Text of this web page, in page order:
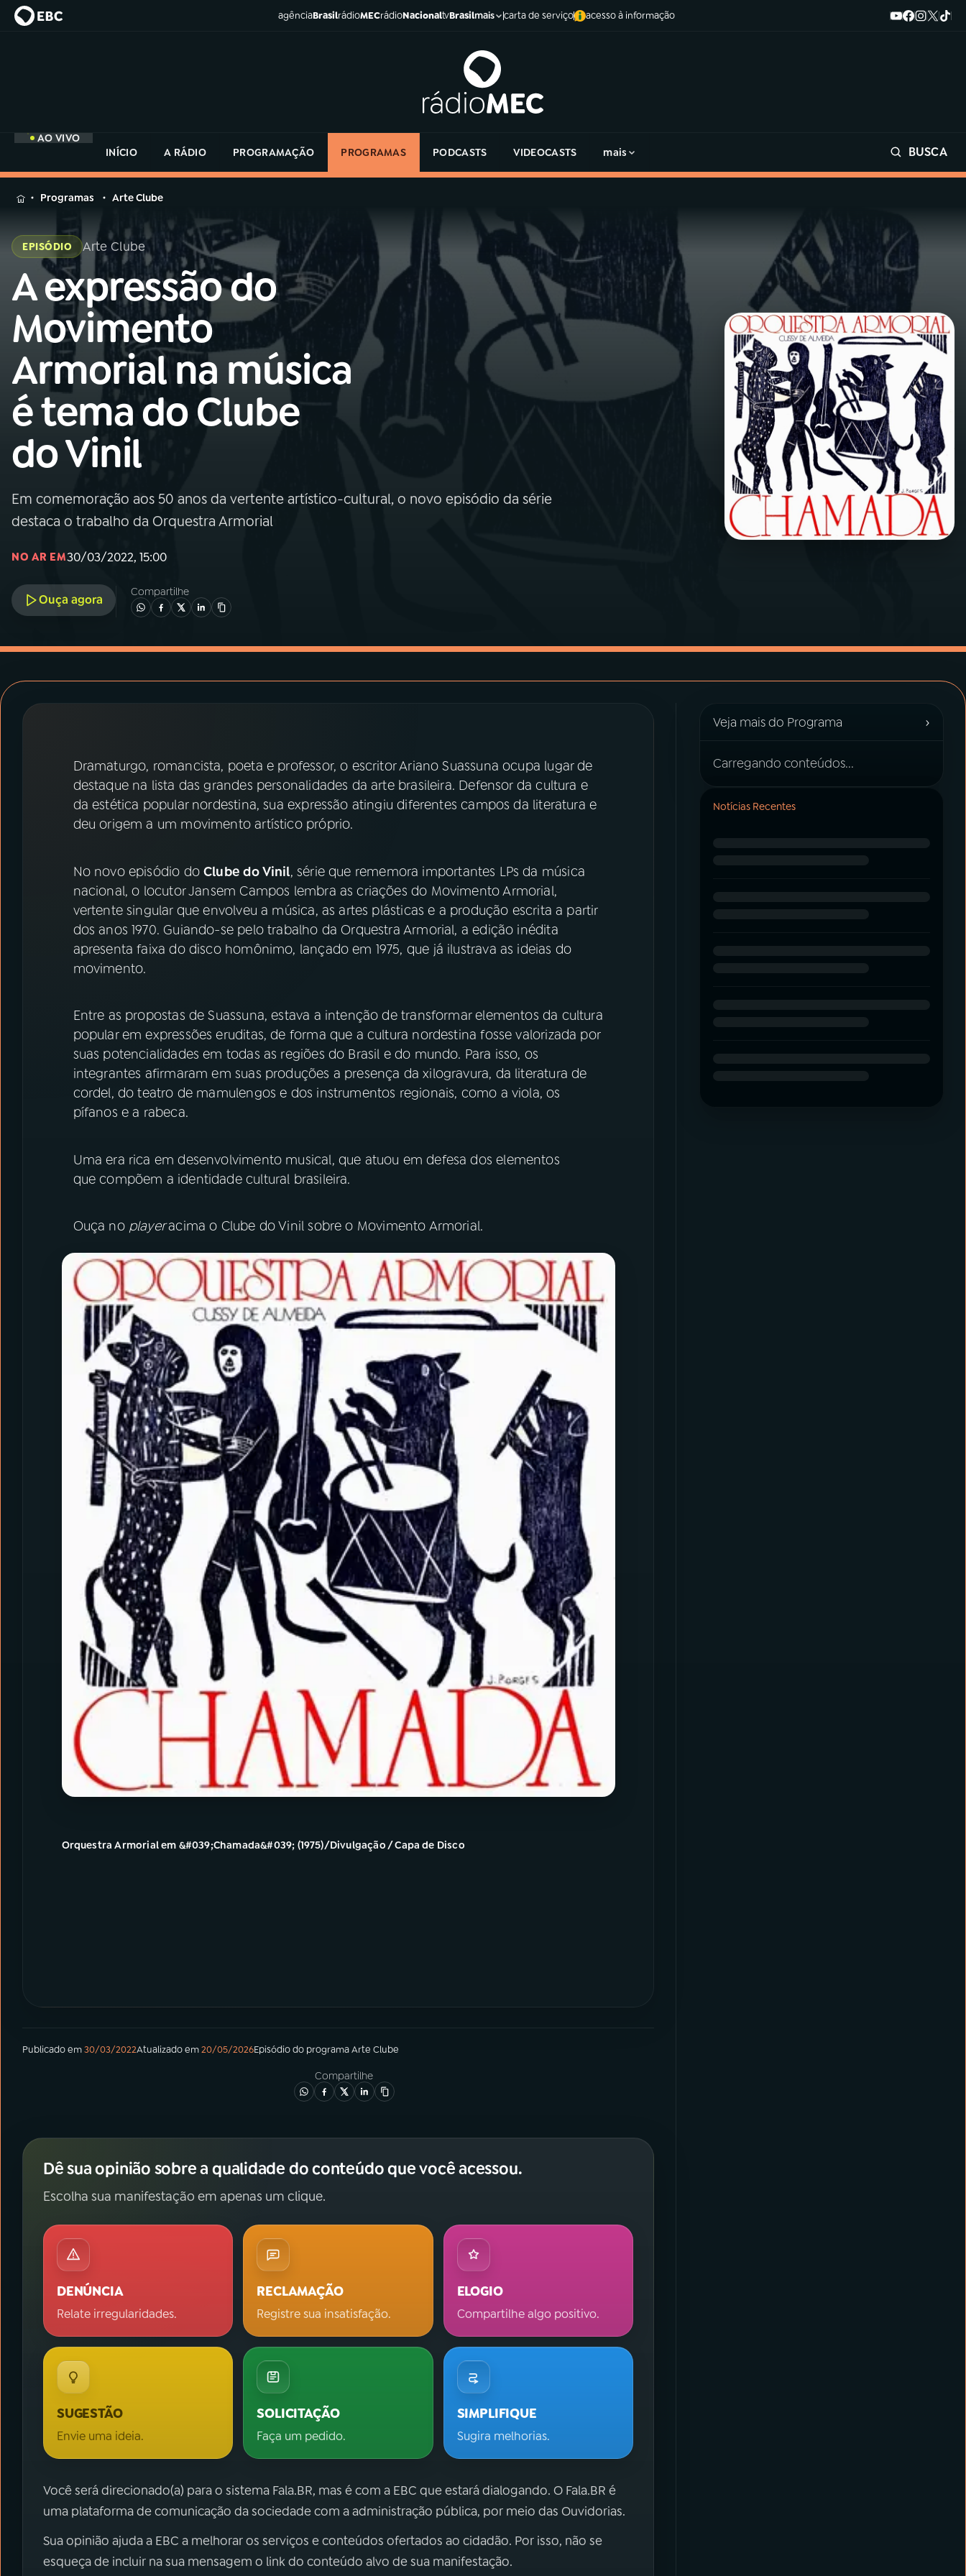
agênciaBrasilrádioMECrádioNacionaltvBrasilmais carta de serviço acesso à informação
AO VIVO
INÍCIO
A RÁDIO PROGRAMAÇÃO PROGRAMAS PODCASTS VIDEOCASTS mais BUSCA
MENU
Buscar
na
Rádio
MEC
Buscar
Início AO VIVO
01INÍCIO
02A RÁDIO
03 PROGRAMAÇÃO
04 PROGRAMAS
05 PODCASTS
06VIDEOCASTS
07ÚLTIMAS
Instagram X
na
Rádio
Programas Arte Clube
EPISÓDIO Arte Clube
A expressão do
Movimento
Armorial na música
é tema do Clube
do Vinil
Em comemoração aos 50 anos da vertente artístico-cultural, o novo episódio da série
destaca o trabalho da Orquestra Armorial
NO AR EM30/03/2022, 15:00
Ouça agora
Compartilhe
Dramaturgo, romancista, poeta e professor, o escritor Ariano Suassuna ocupa lugar de
destaque na lista das grandes personalidades da arte brasileira. Defensor da cultura e
da estética popular nordestina, sua expressão atingiu diferentes campos da literatura e
deu origem a um movimento artístico próprio.
No novo episódio doClube do Vinil, série que rememora importantes LPs da música
nacional, o locutor Jansem Campos lembra as criações do Movimento Armorial,
vertente singular que envolveu a música, as artes plásticas e a produção escrita a partir
dos anos 1970. Guiando-se pelo trabalho da Orquestra Armorial, a edição inédita
apresenta faixa do disco homônimo, lançado em 1975, que já ilustrava as ideias do
movimento.
Entre as propostas de Suassuna, estava a intenção de transformar elementos da cultura
popular em expressões eruditas, de forma que a cultura nordestina fosse valorizada por
suas potencialidades em todas as regiões do Brasil e do mundo. Para isso, os
integrantes afirmaram em suas produções a presença da xilogravura, da literatura de
cordel, do teatro de mamulengos e dos instrumentos regionais, como a viola, os
pífanos e a rabeca.
Uma era rica em desenvolvimento musical, que atuou em defesa dos elementos
que compõem a identidade cultural brasileira.
Ouça no playeracima o Clube do Vinil sobre o Movimento Armorial.
Orquestra Armorial em &#039;Chamada&#039; (1975)/Divulgação / Capa de Disco
Publicado em30/03/2022Atualizado em20/05/2026Episódiodo programaArte Clube
Compartilhe
Dê sua opinião sobre a qualidade do conteúdo que você acessou.
Escolha sua manifestação em apenas um clique.
DENÚNCIA
Relate irregularidades.
RECLAMAÇÃO
Registre sua insatisfação.
ELOGIO
Compartilhe algo positivo.
SUGESTÃO
Envie uma ideia.
SOLICITAÇÃO
Faça um pedido.
SIMPLIFIQUE
Sugira melhorias.
Você será direcionado(a) para o sistema Fala.BR, mas é com a EBC que estará dialogando. O Fala.BR é
uma plataforma de comunicação da sociedade com a administração pública, por meio das Ouvidorias.
Sua opinião ajuda a EBC a melhorar os serviços e conteúdos ofertados ao cidadão. Por isso, não se
esqueça de incluir na sua mensagem o link do conteúdo alvo de sua manifestação.
Veja mais do Programa ›
Carregando conteúdos...
Notícias Recentes